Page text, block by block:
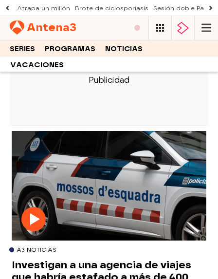
Atrapa un millón Brote de ciclosporiasis Sesión doble
Antena3
SERIES PROGRAMAS NOTICIAS
VACACIONES
A3 NOTICIAS
Investigan a una agencia de viajes